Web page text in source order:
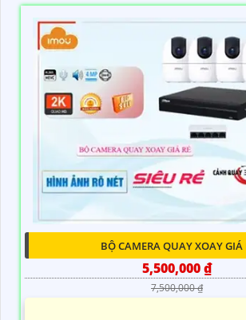
BỘ CAMERA QUAY XOAY GIÁ
5,500,000 ₫
7,500,000 ₫